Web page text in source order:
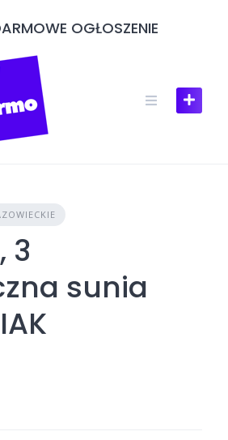
OGŁOSZENIE
3
sunia